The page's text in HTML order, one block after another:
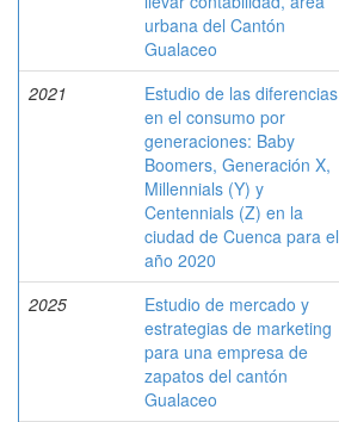
urbana del Cantón
Gualaceo
2021
Estudio de las diferencias
en el consumo por
generaciones: Baby
Boomers, Generación X,
Millennials (Y) y
Centennials (Z) en la
ciudad de Cuenca para el
año 2020
2025
Estudio de mercado y
estrategias de marketing
para una empresa de
zapatos del cantón
Gualaceo